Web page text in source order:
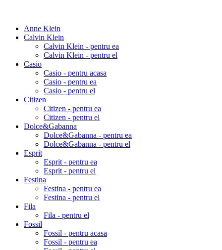
Anne Klein
Calvin Klein
Calvin Klein - pentru ea
Calvin Klein - pentru el
Casio
Casio - pentru acasa
Casio - pentru ea
Casio - pentru el
Citizen
Citizen - pentru ea
Citizen - pentru el
Dolce&Gabanna
Dolce&Gabanna - pentru ea
Dolce&Gabanna - pentru el
Esprit
Esprit - pentru ea
Esprit - pentru el
Festina
Festina - pentru ea
Festina - pentru el
Fila
Fila - pentru el
Fossil
Fossil - pentru acasa
Fossil - pentru ea